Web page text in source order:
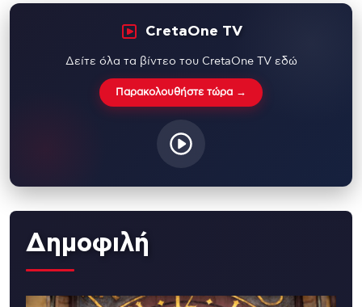
CretaOne TV
Δείτε όλα τα βίντεο του CretaOne TV εδώ
Παρακολουθήστε τώρα →
Δημοφιλή